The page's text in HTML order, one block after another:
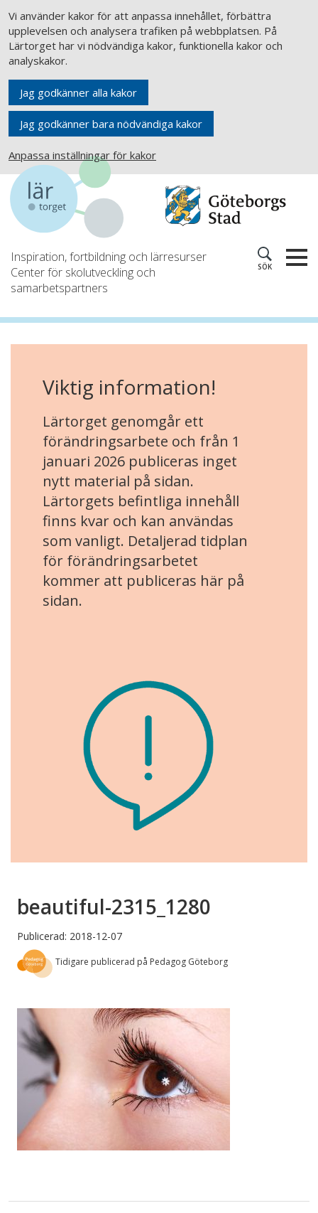
Vi använder kakor för att anpassa innehållet, förbättra
upplevelsen och analysera trafiken på webbplatsen. På
Lärtorget har vi nödvändiga kakor, funktionella kakor och
analyskakor.
Jag godkänner alla kakor
Jag godkänner bara nödvändiga kakor
Anpassa inställningar för kakor
Inspiration, fortbildning och lärresurser
Center för skolutveckling och
samarbetspartners
SÖK
Viktig information!
Lärtorget genomgår ett
förändringsarbete och från 1
januari 2026 publiceras inget
nytt material på sidan.
Lärtorgets befintliga innehåll
finns kvar och kan användas
som vanligt. Detaljerad tidplan
för förändringsarbetet
kommer att publiceras här på
sidan.
beautiful-2315_1280
Publicerad: 2018-12-07
Tidigare publicerad på Pedagog Göteborg